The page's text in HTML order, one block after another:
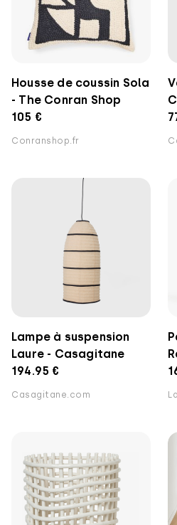
Housse de coussin Sola
- The Conran Shop
105 €
Conranshop.fr
Lampe à suspension
Laure - Casagitane
194.95 €
Casagitane.com